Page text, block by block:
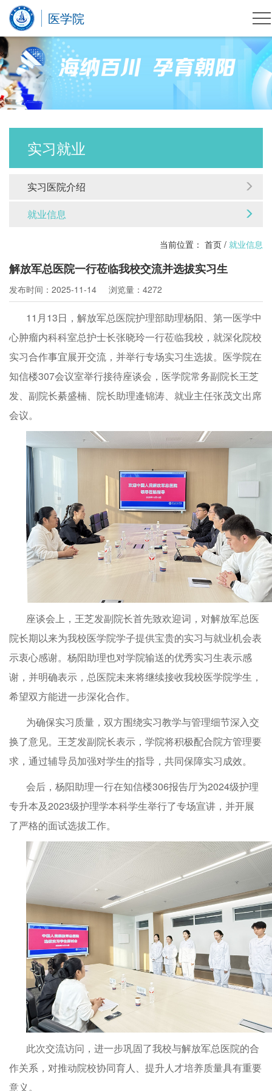
医学院
实习就业
实习医院介绍
就业信息
当前位置： 首页 / 就业信息
解放军总医院一行莅临我校交流并选拔实习生
发布时间：2025-11-14 浏览量：4272
11月13日，解放军总医院护理部助理杨阳、第一医学中
心肿瘤内科科室总护士长张晓玲一行莅临我校，就深化院校
实习合作事宜展开交流，并举行专场实习生选拔。医学院在
知信楼307会议室举行接待座谈会，医学院常务副院长王芝
发、副院长綦盛楠、院长助理逄锦涛、就业主任张茂文出席
会议。
座谈会上，王芝发副院长首先致欢迎词，对解放军总医
院长期以来为我校医学院学子提供宝贵的实习与就业机会表
示衷心感谢。杨阳助理也对学院输送的优秀实习生表示感
谢，并明确表示，总医院未来将继续接收我校医学院学生，
希望双方能进一步深化合作。
为确保实习质量，双方围绕实习教学与管理细节深入交
换了意见。王芝发副院长表示，学院将积极配合院方管理要
求，通过辅导员加强对学生的指导，共同保障实习成效。
会后，杨阳助理一行在知信楼306报告厅为2024级护理
专升本及2023级护理学本科学生举行了专场宣讲，并开展
了严格的面试选拔工作。
此次交流访问，进一步巩固了我校与解放军总医院的合
作关系，对推动院校协同育人、提升人才培养质量具有重要
意义。